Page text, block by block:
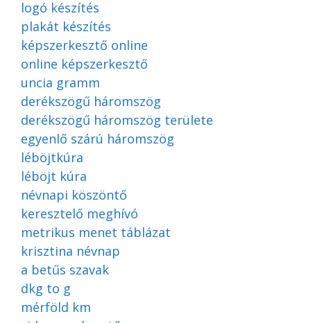
logó készítés
plakát készítés
képszerkesztő online
online képszerkesztő
uncia gramm
derékszögű háromszög
derékszögű háromszög területe
egyenlő szárú háromszög
léböjtkúra
léböjt kúra
névnapi köszöntő
keresztelő meghívó
metrikus menet táblázat
krisztina névnap
a betűs szavak
dkg to g
mérföld km